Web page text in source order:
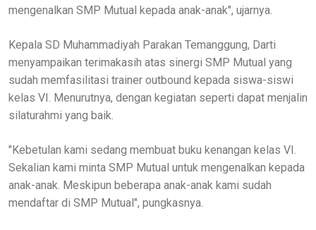
mengenalkan SMP Mutual kepada anak-anak", ujarnya.
Kepala SD Muhammadiyah Parakan Temanggung, Darti
menyampaikan terimakasih atas sinergi SMP Mutual yang
sudah memfasilitasi trainer outbound kepada siswa-siswi
kelas VI. Menurutnya, dengan kegiatan seperti dapat menjalin
silaturahmi yang baik.
"Kebetulan kami sedang membuat buku kenangan kelas VI.
Sekalian kami minta SMP Mutual untuk mengenalkan kepada
anak-anak. Meskipun beberapa anak-anak kami sudah
mendaftar di SMP Mutual", pungkasnya.